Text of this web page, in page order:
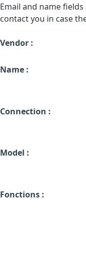
Email and name
contact you in case
Vendor :
Name :
Connection :
Model :
Fonctions :